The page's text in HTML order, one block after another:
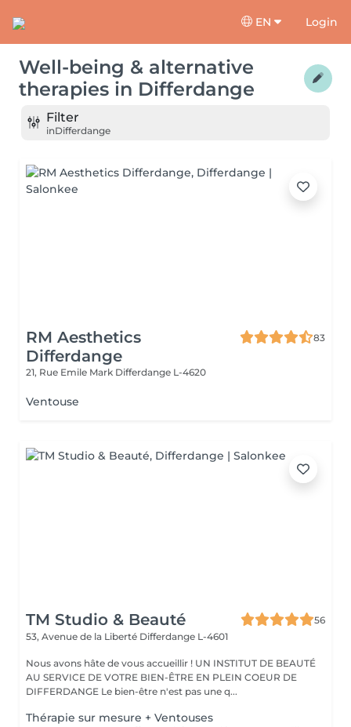
EN Login
Well-being & alternative
therapies in Differdange
Filter
inDifferdange
RM Aesthetics
Differdange
83
21, Rue Emile Mark Differdange L-4620
Ventouse
TM Studio & Beauté
56
53, Avenue de la Liberté Differdange L-4601
Nous avons hâte de vous accueillir ! UN INSTITUT DE BEAUTÉ
AU SERVICE DE VOTRE BIEN-ÊTRE EN PLEIN COEUR DE
DIFFERDANGE Le bien-être n'est pas une q...
Thérapie sur mesure + Ventouses